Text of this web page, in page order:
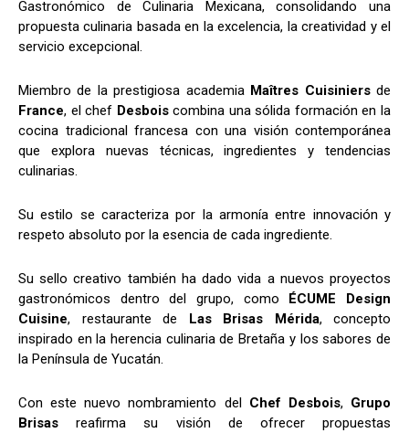
Gastronómico de Culinaria Mexicana, consolidando una
propuesta culinaria basada en la excelencia, la creatividad y el
servicio excepcional.
Miembro de la prestigiosa academia Maîtres Cuisiniersde
France, el chef Desboiscombina una sólida formación en la
cocina tradicional francesa con una visión contemporánea
que explora nuevas técnicas, ingredientes y tendencias
culinarias.
Su estilo se caracteriza por la armonía entre innovación y
respeto absoluto por la esencia de cada ingrediente.
Su sello creativo también ha dado vida a nuevos proyectos
gastronómicos dentro del grupo, como ÉCUME Design
Cuisine, restaurante de Las Brisas Mérida, concepto
inspirado en la herencia culinaria de Bretaña y los sabores de
la Península de Yucatán.
Con este nuevo nombramiento del Chef Desbois, Grupo
Brisas reafirma su visión de ofrecer propuestas